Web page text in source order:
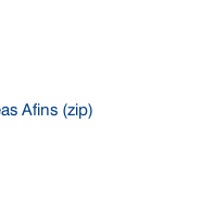
Afins (zip)